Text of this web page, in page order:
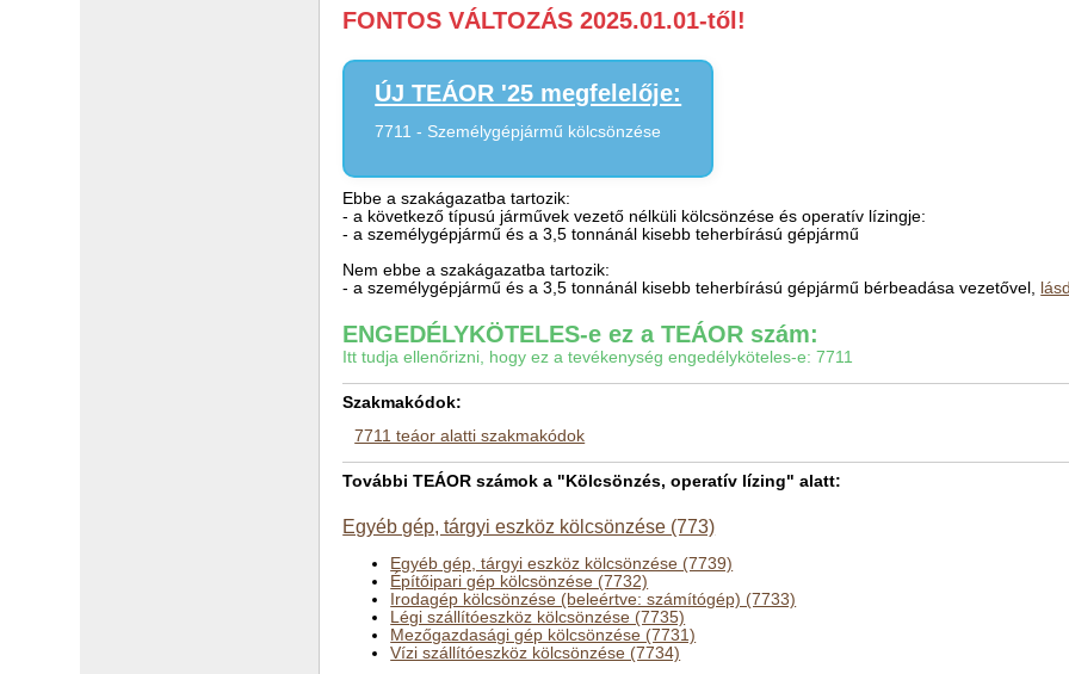
FONTOS VÁLTOZÁS 2025.01.01-től!
ÚJ TEÁOR '25 megfelelője:
7711 - Személygépjármű kölcsönzése
Ebbe a szakágazatba tartozik:
- a következő típusú járművek vezető nélküli kölcsönzése és operatív lízingje:
- a személygépjármű és a 3,5 tonnánál kisebb teherbírású gépjármű
Nem ebbe a szakágazatba tartozik:
- a személygépjármű és a 3,5 tonnánál kisebb teherbírású gépjármű bérbeadása vezetővel,
ENGEDÉLYKÖTELES-e ez a TEÁOR szám:
Itt tudja ellenőrizni, hogy ez a tevékenység engedélyköteles-e: 7711
Szakmakódok:
7711 teáor alatti szakmakódok
További TEÁOR számok a "Kölcsönzés, operatív lízing" alatt:
Egyéb gép, tárgyi eszköz kölcsönzése (773)
Egyéb gép, tárgyi eszköz kölcsönzése (7739)
Építőipari gép kölcsönzése (7732)
Irodagép kölcsönzése (beleértve: számítógép) (7733)
Légi szállítóeszköz kölcsönzése (7735)
Mezőgazdasági gép kölcsönzése (7731)
Vízi szállítóeszköz kölcsönzése (7734)